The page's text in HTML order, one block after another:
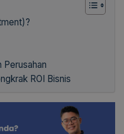
Perusahan
ROI Bisnis